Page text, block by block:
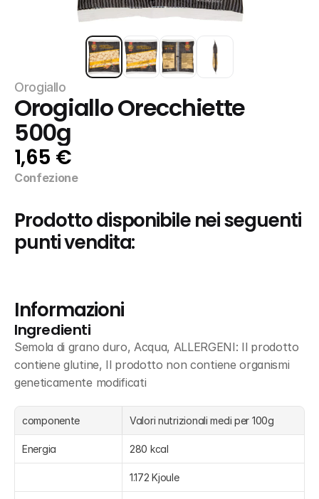
Orogiallo
Orogiallo Orecchiette
500g
1,65 €
Confezione
Prodotto disponibile nei seguenti
punti vendita:
Informazioni
Ingredienti
Semola di grano duro, Acqua, ALLERGENI: Il prodotto
contiene glutine, Il prodotto non contiene organismi
geneticamente modificati
componente Valori nutrizionali medi per 100g
Energia 280 kcal
1.172 Kjoule